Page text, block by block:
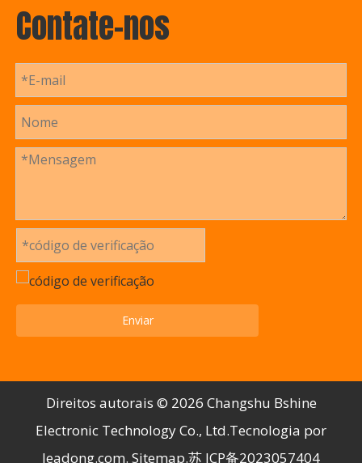
Contate-nos
Enviar
Direitos autorais ©️ 2026 Changshu Bshine
Electronic Technology Co., Ltd.Tecnologia por
leadong.com. Sitemap.苏 ICP备2023057404